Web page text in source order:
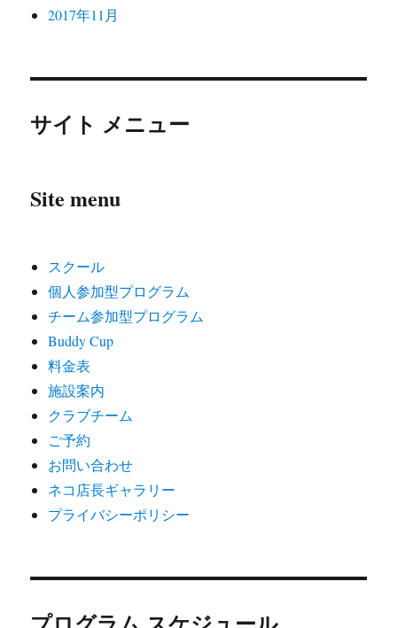
2017年11月
サイト メニュー
Site menu
スクール
個人参加型プログラム
チーム参加型プログラム
Buddy Cup
料金表
施設案内
クラブチーム
ご予約
お問い合わせ
ネコ店長ギャラリー
プライバシーポリシー